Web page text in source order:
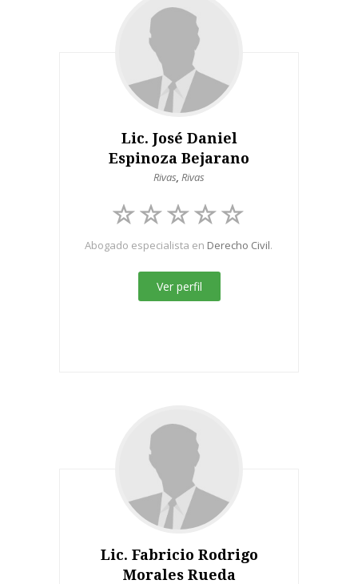
Lic. José Daniel
Espinoza Bejarano
Rivas, Rivas
Abogado especialista en Derecho Civil.
Ver perfil
Lic. Fabricio Rodrigo
Morales Rueda